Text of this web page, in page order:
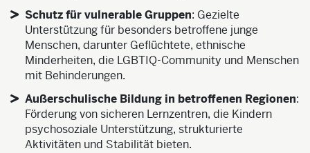
Schutz für vulnerable Gruppen: Gezielte
Unterstützung für besonders betroffene junge
Menschen, darunter Geflüchtete, ethnische
Minderheiten, die LGBTIQ-Community und Menschen
mit Behinderungen.
Außerschulische Bildung in betroffenen Regionen:
Förderung von sicheren Lernzentren, die Kindern
psychosoziale Unterstützung, strukturierte
Aktivitäten und Stabilität bieten.